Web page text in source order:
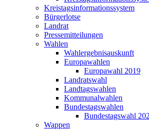
Kreistagsinformationssystem
Bürgerlotse
Landrat
Pressemitteilungen
Wahlen
Wahlergebnisauskunft
Europawahlen
Europawahl 2019
Landratswahl
Landtagswahlen
Kommunalwahlen
Bundestagswahlen
Bundestagswahl
Wappen